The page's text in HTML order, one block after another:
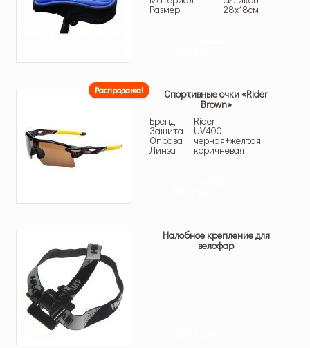
Размер 28х18см
Распродажа! Спортивные очки «Rider
Brown»
Бренд
Rider
Защита UV400
Оправа черная+желтая
Линза коричневая
Налобное крепление для
велофар